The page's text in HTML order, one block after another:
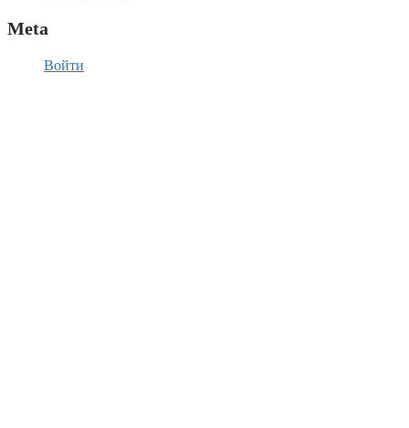
Meta
Войти